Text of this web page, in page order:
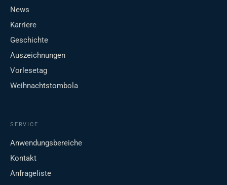
News
Karriere
Geschichte
Auszeichnungen
Vorlesetag
Weihnachtstombola
SERVICE
Anwendungsbereiche
Kontakt
Anfrageliste